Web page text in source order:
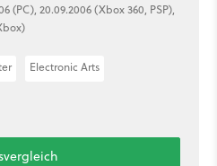
(PC), 20.09.2006 (Xbox 360, PSP),
Electronic Arts